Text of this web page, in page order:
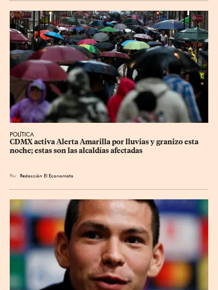
POLÍTICA
CDMX activa Alerta Amarilla por lluvias y granizo esta
noche; estas son las alcaldías afectadas
Por Redacción El Economista